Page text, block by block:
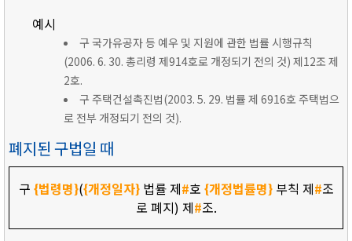
예시
구 국가유공자 등 예우 및 지원에 관한 법률 시행규칙
(2006. 6. 30. 총리령 제914호로 개정되기 전의 것) 제12조 제
2호.
구 주택건설촉진법(2003. 5. 29. 법률 제 6916호 주택법으
로 전부 개정되기 전의 것).
폐지된 구법일 때
구 {법령명}({개정일자}법률 제#호 {개정법률명}부칙 제#조
로 폐지) 제#조.